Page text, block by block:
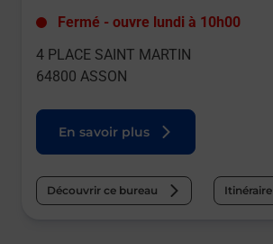
Fermé - ouvre lundi à 10h00
4 PLACE SAINT MARTIN
64800 ASSON
En savoir plus
Découvrir ce bureau Itinéraire